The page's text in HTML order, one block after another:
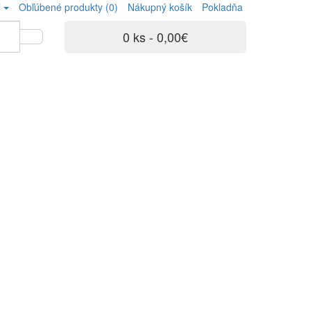
Obľúbené produkty (0) Nákupný košík Pokladňa
0 ks - 0,00€